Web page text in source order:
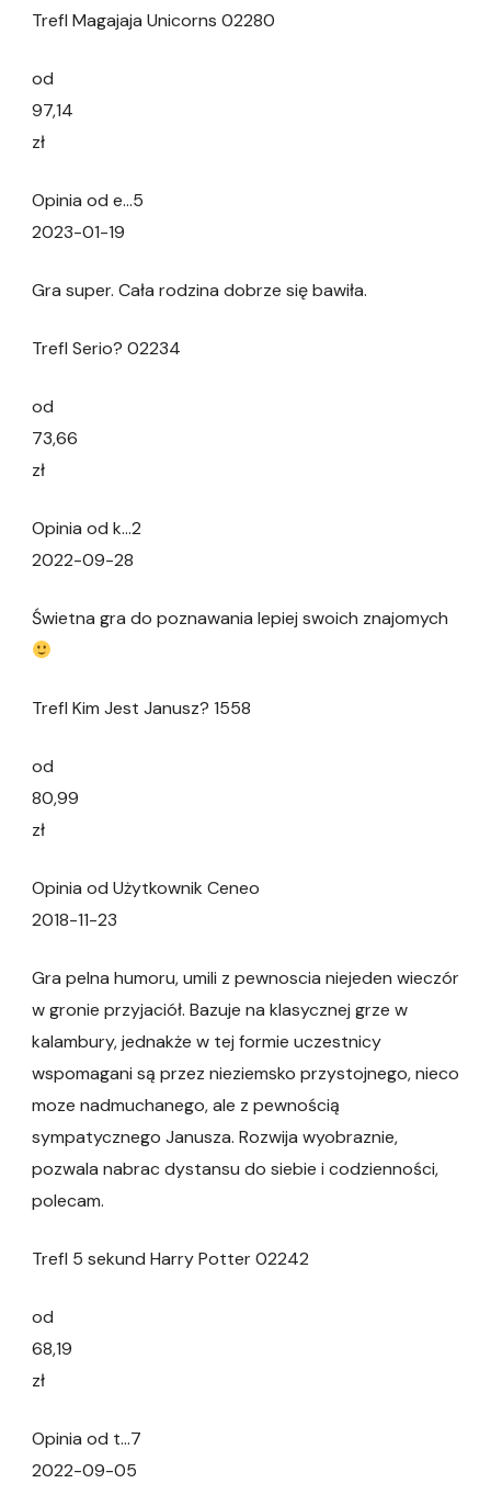
Trefl Magajaja Unicorns 02280
od
97,14
zł
Opinia od e…5
2023-01-19
Gra super. Cała rodzina dobrze się bawiła.
Trefl Serio? 02234
od
73,66
zł
Opinia od k…2
2022-09-28
Świetna gra do poznawania lepiej swoich znajomych
Trefl Kim Jest Janusz? 1558
od
80,99
zł
Opinia od Użytkownik Ceneo
2018-11-23
Gra pelna humoru, umili z pewnoscia niejeden wieczór
w gronie przyjaciół. Bazuje na klasycznej grze w
kalambury, jednakże w tej formie uczestnicy
wspomagani są przez nieziemsko przystojnego, nieco
moze nadmuchanego, ale z pewnością
sympatycznego Janusza. Rozwija wyobraznie,
pozwala nabrac dystansu do siebie i codzienności,
polecam.
Trefl 5 sekund Harry Potter 02242
od
68,19
zł
Opinia od t…7
2022-09-05